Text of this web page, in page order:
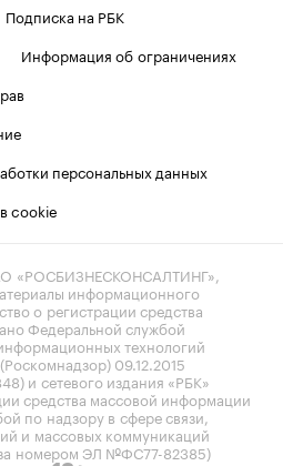
Подписка на РБК
Информация об ограничениях
персональных данных
cookie
«РОСБИЗНЕСКОНСАЛТИНГ»,
информационного
о регистрации средства
Федеральной службой
технологий
09.12.2015
и сетевого издания «РБК»
средства массовой информации
по надзору в сфере связи,
и массовых коммуникаций
номером ЭЛ №ФС77-82385)